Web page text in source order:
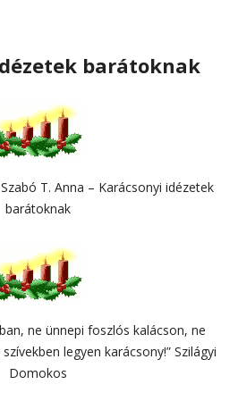
barátoknak
T. Anna – Karácsonyi idézetek
barátoknak
ne ünnepi foszlós kalácson, ne
legyen karácsony!” Szilágyi
Domokos